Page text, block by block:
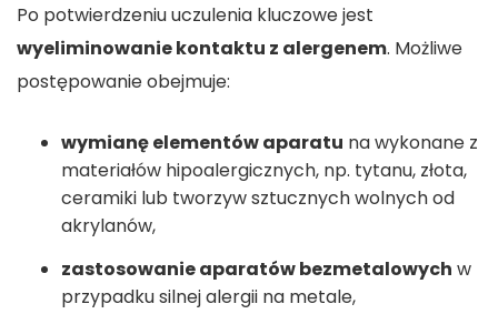
Po potwierdzeniu uczulenia kluczowe jest
wyeliminowanie kontaktu z alergenem. Możliwe
postępowanie obejmuje:
wymianę elementów aparatu na wykonane z
materiałów hipoalergicznych, np. tytanu, złota,
ceramiki lub tworzyw sztucznych wolnych od
akrylanów,
zastosowanie aparatów bezmetalowych w
przypadku silnej alergii na metale,